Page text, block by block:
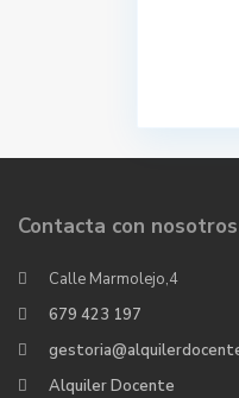
Contacta con nosotros
Calle Marmolejo,4
679 423 197
Alquiler Docente